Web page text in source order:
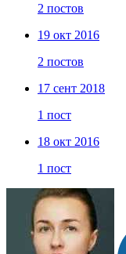
2 постов
19 окт 2016
2 постов
17 сент 2018
1 пост
18 окт 2016
1 пост